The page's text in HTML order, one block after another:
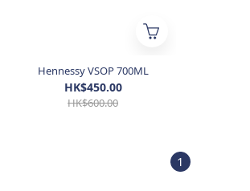
Hennessy VSOP 700ML
HK$450.00
HK$600.00
1